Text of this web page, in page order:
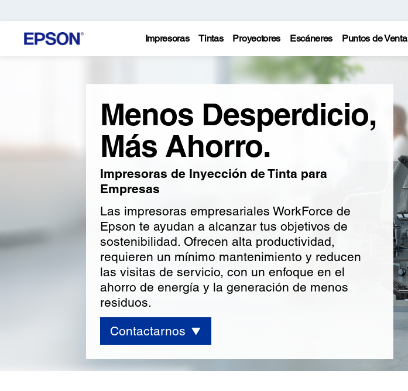
Impresoras Tintas Proyectores Escáneres Puntos de Venta
Menos Desperdicio,
Más Ahorro.
Impresoras de Inyección de Tinta para
Empresas
Las impresoras empresariales WorkForce de
Epson te ayudan a alcanzar tus objetivos de
sostenibilidad. Ofrecen alta productividad,
requieren un mínimo mantenimiento y reducen
las visitas de servicio, con un enfoque en el
ahorro de energía y la generación de menos
residuos.
Contactarnos